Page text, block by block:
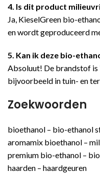
4. Is dit product
Ja, KieselGreen bio-
en wordt geproduceerd
5. Kan ik deze bio-
Absoluut! De brandstof
bijvoorbeeld in tuin- en
Zoekwoorden
bioethanol – bio-ethanol
aromamix bioethanol –
premium bio-ethanol –
haarden – haardgeuren